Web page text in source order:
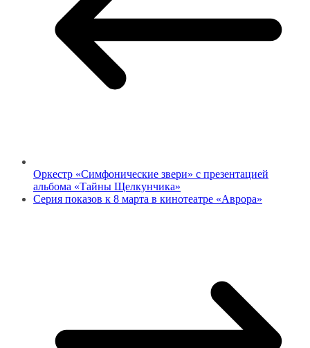
Оркестр «Симфонические звери» с презентацией
альбома «Тайны Щелкунчика»
Серия показов к 8 марта в кинотеатре «Аврора»